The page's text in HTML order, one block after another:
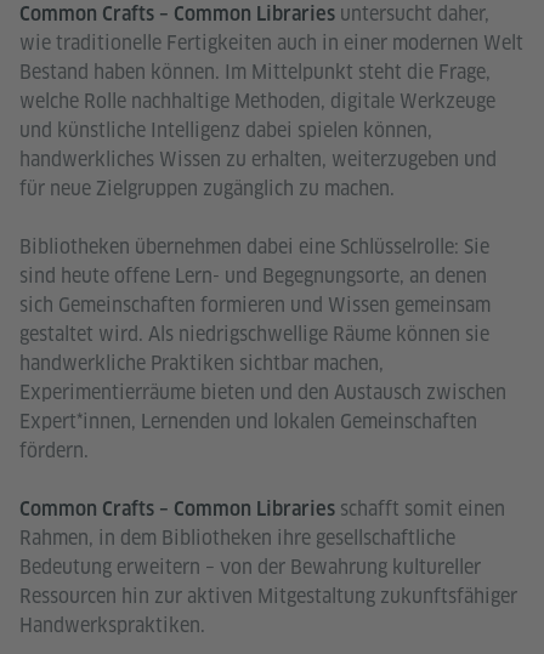
Common Crafts – Common Libraries untersucht daher,
wie traditionelle Fertigkeiten auch in einer modernen Welt
Bestand haben können. Im Mittelpunkt steht die Frage,
welche Rolle nachhaltige Methoden, digitale Werkzeuge
und künstliche Intelligenz dabei spielen können,
handwerkliches Wissen zu erhalten, weiterzugeben und
für neue Zielgruppen zugänglich zu machen.
Bibliotheken übernehmen dabei eine Schlüsselrolle: Sie
sind heute offene Lern- und Begegnungsorte, an denen
sich Gemeinschaften formieren und Wissen gemeinsam
gestaltet wird. Als niedrigschwellige Räume können sie
handwerkliche Praktiken sichtbar machen,
Experimentierräume bieten und den Austausch zwischen
Expert*innen, Lernenden und lokalen Gemeinschaften
fördern.
Common Crafts – Common Libraries schafft somit einen
Rahmen, in dem Bibliotheken ihre gesellschaftliche
Bedeutung erweitern – von der Bewahrung kultureller
Ressourcen hin zur aktiven Mitgestaltung zukunftsfähiger
Handwerkspraktiken.